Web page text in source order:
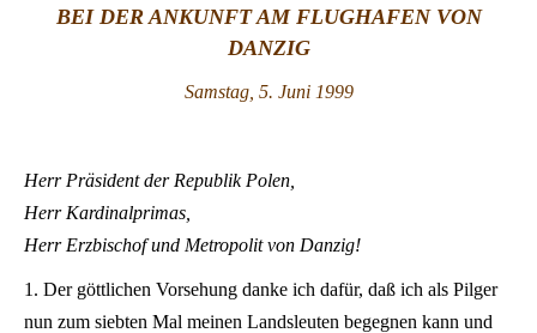
LATINE
BEI DER ANKUNFT AM FLUGHAFEN VON
DANZIG
Samstag, 5. Juni 1999
Herr Präsident der Republik Polen,
Herr Kardinalprimas,
Herr Erzbischof und Metropolit von Danzig!
1. Der göttlichen Vorsehung danke ich dafür, daß ich als Pilger
nun zum siebten Mal meinen Landsleuten begegnen kann und